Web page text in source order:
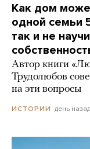
Как дом
одной семьи
так и не
Автор книги
Трудолюбов
на эти вопросы
ИСТОРИИ день назад